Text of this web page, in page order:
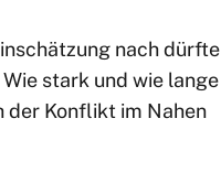
nach dürfte
stark und wie lange
der Konflikt im Nahen